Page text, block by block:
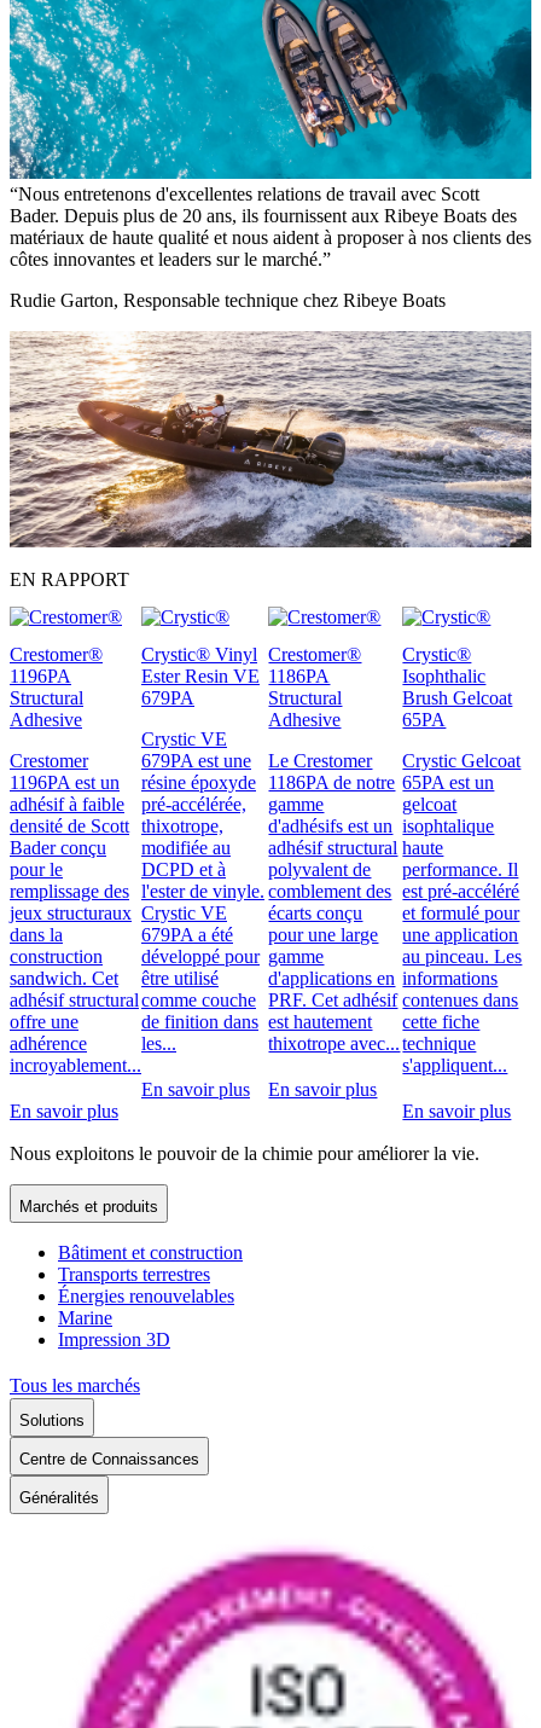
Nous entretenons d'excellentes relations de travail avec Scott
Bader. Depuis plus de 20 ans, ils fournissent aux Ribeye Boats des
matériaux de haute qualité et nous aident à proposer à nos clients des
côtes innovantes et leaders sur le marché.
Rudie Garton, Responsable technique chez Ribeye Boats
EN RAPPORT
Crestomer®
1196PA
Structural
Adhesive
Crestomer
1196PA est un
adhésif à faible
densité de Scott
Bader conçu
pour le
remplissage des
jeux structuraux
dans la
construction
sandwich. Cet
adhésif structural
offre une
adhérence
incroyablement...
En savoir plus
Crystic® Vinyl
Ester Resin VE
679PA
Crystic VE
679PA est une
résine époxyde
pré-accélérée,
thixotrope,
modifiée au
DCPD et à
l'ester de vinyle.
Crystic VE
679PA a été
développé pour
être utilisé
comme couche
de finition dans
les...
En savoir plus
Crestomer®
1186PA
Structural
Adhesive
Le Crestomer
1186PA de notre
gamme
d'adhésifs est un
adhésif structural
polyvalent de
comblement des
écarts conçu
pour une large
gamme
d'applications en
PRF. Cet adhésif
est hautement
thixotrope avec...
En savoir plus
Crystic®
Isophthalic
Brush Gelcoat
65PA
Crystic Gelcoat
65PA est un
gelcoat
isophtalique
haute
performance. Il
est pré-accéléré
et formulé pour
une application
au pinceau. Les
informations
contenues dans
cette fiche
technique
s'appliquent...
En savoir plus
Nous exploitons le pouvoir de la chimie pour améliorer la vie.
Marchés et produits
Bâtiment et construction
Transports terrestres
Énergies renouvelables
Marine
Impression 3D
Tous les marchés
Solutions
Centre de Connaissances
Généralités